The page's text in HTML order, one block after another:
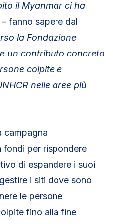
il Myanmar ci ha
– fanno sapere dal
la Fondazione
un contributo concreto
colpite e
nelle aree più
campagna
fondi per rispondere
di espandere i suoi
i siti dove sono
le persone
fino alla fine